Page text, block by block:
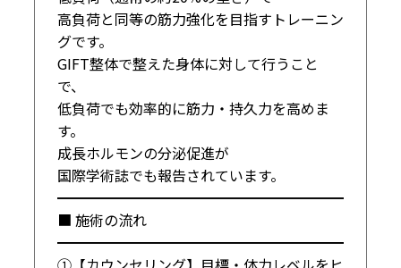
高負荷と同等の筋力強化を目指すトレーニン
グです。
GIFT整体で整えた身体に対して行うこと
で、
低負荷でも効率的に筋力・持久力を高めま
す。
成長ホルモンの分泌促進が
国際学術誌でも報告されています。
━━━━━━━━━━━━━━━━━━━━
■ 施術の流れ
━━━━━━━━━━━━━━━━━━━━